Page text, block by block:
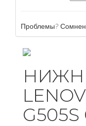
Проблемы?
G505S